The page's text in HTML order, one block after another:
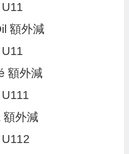
額外減
額外減
額外減